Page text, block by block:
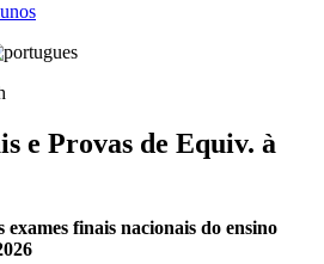
e Provas de Equiv. à
finais nacionais do ensino